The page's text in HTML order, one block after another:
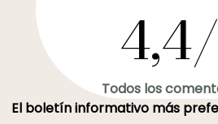
Todos los
El boletín informativo más